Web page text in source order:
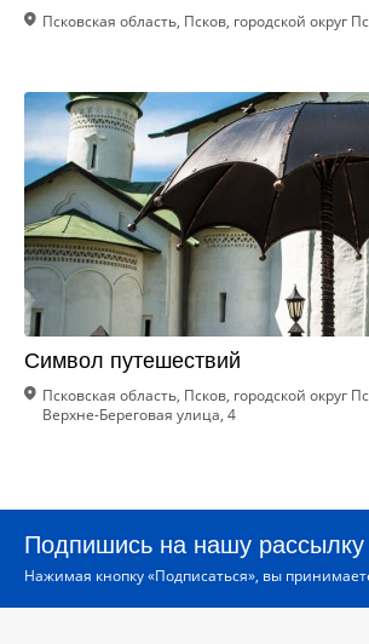
Псковская область, Псков, городской округ
Символ путешествий
Псковская область, Псков, городской округ
Верхне-Береговая улица, 4
Подпишись на нашу рассылку
Нажимая кнопку «Подписаться», вы